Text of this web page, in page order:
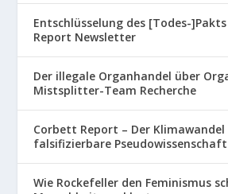
Entschlüsselung des [Todes-
Report Newsletter
Der illegale Organhandel über
Mistsplitter-Team Recherche
Corbett Report – Der
falsifizierbare Pseudowissenschaft
Wie Rockefeller den Feminismus